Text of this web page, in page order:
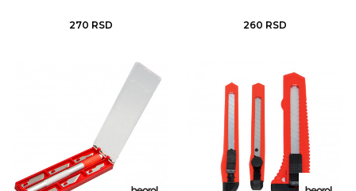
270 RSD 260 RSD